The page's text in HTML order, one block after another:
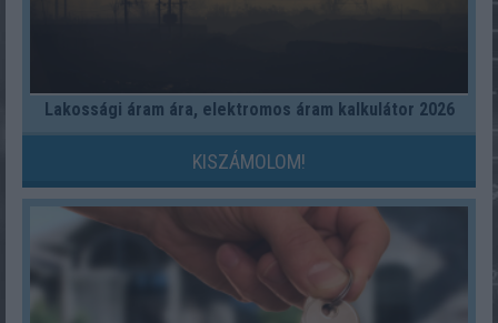
Lakossági áram ára, elektromos áram kalkulátor 2026
KISZÁMOLOM!